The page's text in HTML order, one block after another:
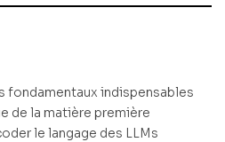
fondamentaux indispensables
de la matière première
le langage des LLMs